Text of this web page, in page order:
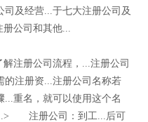
及经营...于七大注册公司及
公司和其他...
解注册公司流程，...注册公司
的注册资...注册公司名称若
名，就可以使用这个名
...> 注册公司：到工...后可